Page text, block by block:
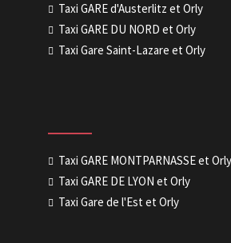
Taxi GARE d'Austerlitz et Orly
Taxi GARE DU NORD et Orly
Taxi Gare Saint-Lazare et Orly
Taxi GARE MONTPARNASSE et Orly
Taxi GARE DE LYON et Orly
Taxi Gare de l'Est et Orly